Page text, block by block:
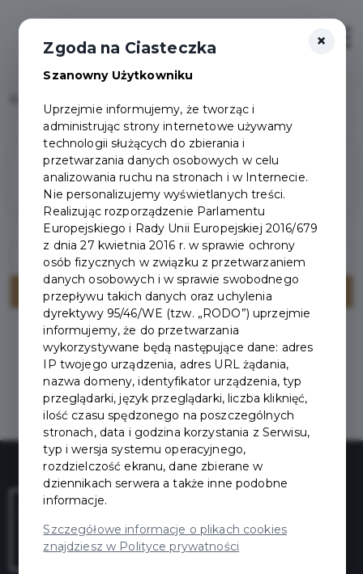
Filtry
Brak wydarzeń spełniających kryteria wyszukiwania.
Wyczyść kryteria wyszukiwania
×
Zgoda na Ciasteczka
Szanowny Użytkowniku
Uprzejmie informujemy, że tworząc i
administrując strony internetowe używamy
technologii służących do zbierania i
przetwarzania danych osobowych w celu
analizowania ruchu na stronach i w Internecie.
Nie personalizujemy wyświetlanych treści.
Realizując rozporządzenie Parlamentu
Europejskiego i Rady Unii Europejskiej 2016/679
z dnia 27 kwietnia 2016 r. w sprawie ochrony
osób fizycznych w związku z przetwarzaniem
danych osobowych i w sprawie swobodnego
przepływu takich danych oraz uchylenia
dyrektywy 95/46/WE (tzw. „RODO”) uprzejmie
informujemy, że do przetwarzania
wykorzystywane będą następujące dane: adres
IP twojego urządzenia, adres URL żądania,
nazwa domeny, identyfikator urządzenia, typ
przeglądarki, język przeglądarki, liczba kliknięć,
ilość czasu spędzonego na poszczególnych
stronach, data i godzina korzystania z Serwisu,
typ i wersja systemu operacyjnego,
rozdzielczość ekranu, dane zbierane w
dziennikach serwera a także inne podobne
informacje.
Szczegółowe informacje o plikach cookies
znajdziesz w Polityce prywatności